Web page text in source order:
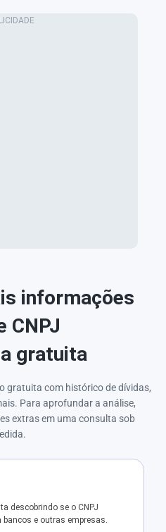
informações
CNPJ
gratuita
gratuita com histórico de dívidas,
Para aprofundar a análise,
extras em uma consulta sob
descobrindo se o CNPJ
e outras empresas.